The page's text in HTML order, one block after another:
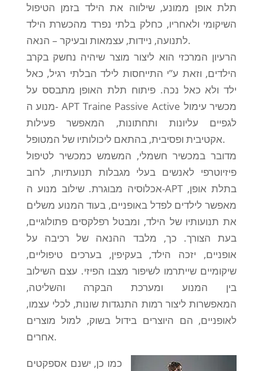
תלת אופן ממונע, שילווה את הילד בזמן הטיפול
השיקומי ולאחריו, כחלק בלתי נפרד מהכשרת הילד
לתנועה, ניידות, עצמאות ובעיקר – הנאה.
הרעיון המרכזי הוא ליצור מוצר שיהיה נחשק בקרב
הילדים, וזאת ע”י התייחסות לילד הבלתי רגיל, כאל
ילד ולא כאל נכה. פיתוח תלת האופן מתבסס על
מנוע ה- APT Traine Passive Active מכשיר עימול
לגפיים עליונות ותחתונות, המאפשר פעילות
אקטיבית ופסיבית, בהתאם ליכולותיו של המטופל.
מדובר במכשיר חשמלי, המשמש כמכשיר לטיפול
פיזיוטרפי לאנשים בעלי מגבלות תנועתיות, לרוב
אכלוסיה מבוגרת. שילוב מנוע ה-APT בתלת אופן,
מאפשר לילדים לפדל באופניים, בעוד המנוע משלים
את תנועותיו של הילד, ומבטל רפלקסים פתולוגיים,
בעת הצורך. כך, מלבד ההנאה של רכיבה על
אופניים, יזכה הילד, בעקיפין, בערכים טיפוליים,
שיקומיים שייתרמו לשיפור מצבו הפיזי. עצם השילוב
בין המנוע ומערכת הבקרה והשליטה,
המאפשרות ליצור רמות התנגדות שונות, לכלי עצמו,
לאופניים, הם היוצרים בידול בשוק, למול מוצרים
אחרים.
כמו כן, ישנם אספקטים